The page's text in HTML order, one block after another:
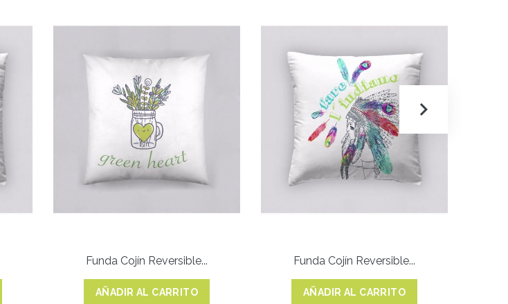
Funda Cojín Reversible...
AÑADIR AL CARRITO
Funda Cojín Reversible...
AÑADIR AL CARRITO